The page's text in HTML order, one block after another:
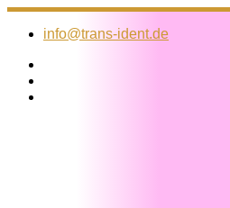
Zum
Inhalt
info@trans-ident.de